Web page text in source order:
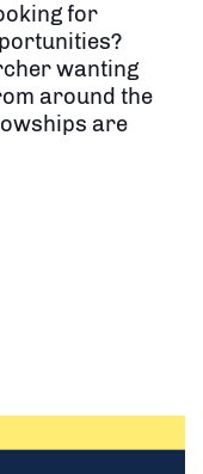
for
wanting
around the
are